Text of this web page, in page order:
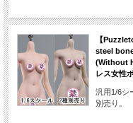
【
steel
(Without
レス女性
汎用1/6シ
別売り。